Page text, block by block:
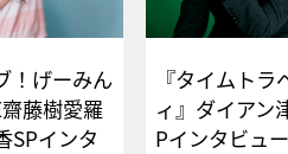
！げーみん
藤樹愛羅
SPインタ
『タイムトラ
ィ』ダイアン
Pインタ